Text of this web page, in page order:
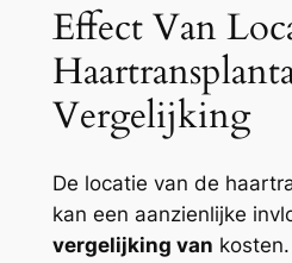
Effect Van
Vergelijking
De locatie van de
kan een aanzienlijke
vergelijking van